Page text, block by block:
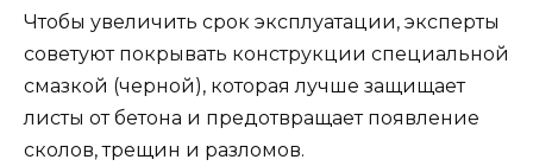
Чтобы увеличить срок эксплуатации, эксперты
советуют покрывать конструкции специальной
смазкой (черной), которая лучше защищает
листы от бетона и предотвращает появление
сколов, трещин и разломов.